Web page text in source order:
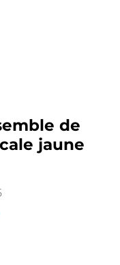
de
jaune